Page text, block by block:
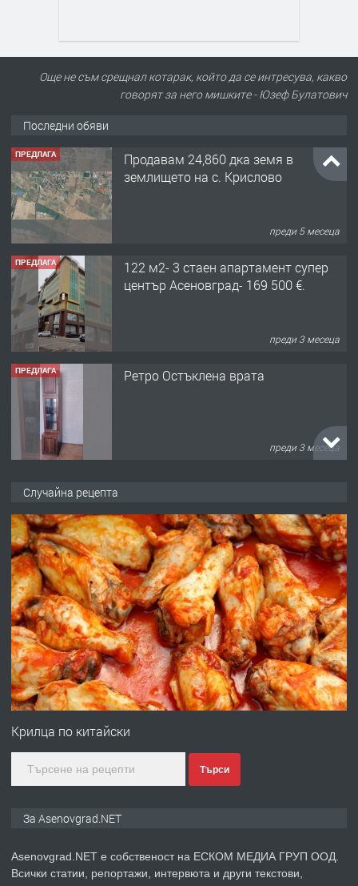
Още не съм срещнал котарак, който да се интресува, какво
говорят за него мишките - Юзеф Булатович
Последни обяви
ПРЕДЛАГА
Продавам 24,860 дка земя в
землището на с. Крислово
преди 5 месеца
ПРЕДЛАГА
122 м2- 3 стаен апартамент супер
център Асеновград- 169 500 €.
преди 3 месеца
ПРЕДЛАГА Ретро Остъклена врата
преди 3 месеца
преди 10 месеца
ПРЕДЛАГА
Професионална броячна машина -
със сертификат от ЕЦБ
преди 1 година
ПРЕДЛАГА
Професионална зеленчукорезачка
преди 2 години
Случайна рецепта
Крилца по китайски
Търси
За Asenovgrad.NET
Asenovgrad.NET е собственост на ЕСКОМ МЕДИА ГРУП ООД.
Всички статии, репортажи, интервюта и други текстови,